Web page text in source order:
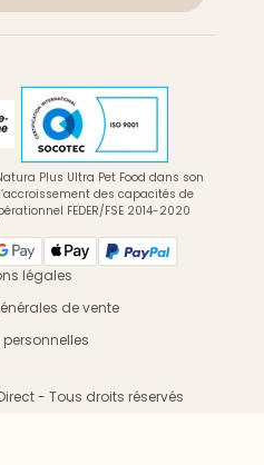
Plus Ultra Pet Food dans son
des capacités de
FEDER/FSE 2014-2020
légales
de vente
personnelles
- Tous droits réservés